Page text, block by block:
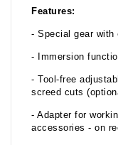
Features:
- Special gear
- Immersion
- Tool-free
screed cuts
- Adapter for
accessories - on